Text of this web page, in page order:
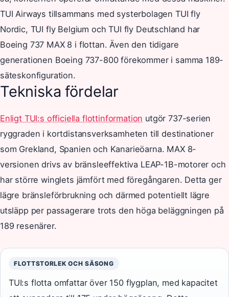
TUI Airways tillsammans med systerbolagen TUI fly
Nordic, TUI fly Belgium och TUI fly Deutschland har
Boeing 737 MAX 8 i flottan. Även den tidigare
generationen Boeing 737-800 förekommer i samma 189-
säteskonfiguration.
Tekniska fördelar
Enligt TUI:s officiella flottinformation utgör 737-serien
ryggraden i kortdistansverksamheten till destinationer
som Grekland, Spanien och Kanarieöarna. MAX 8-
versionen drivs av bränsleeffektiva LEAP-1B-motorer och
har större winglets jämfört med föregångaren. Detta ger
lägre bränsleförbrukning och därmed potentiellt lägre
utsläpp per passagerare trots den höga beläggningen på
189 resenärer.
FLOTTSTORLEK OCH SÄSONG
TUI:s flotta omfattar över 150 flygplan, med kapacitet